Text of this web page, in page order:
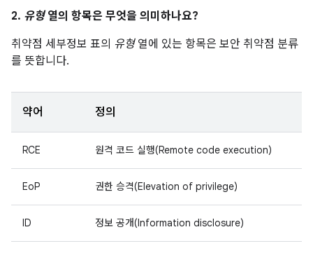
2. 유형열의 항목은 무엇을 의미하나요?
취약점 세부정보 표의 유형열에 있는 항목은 보안 취약점 분류
를 뜻합니다.
약어 정의
RCE 원격 코드 실행(Remote code execution)
EoP 권한 승격(Elevation of privilege)
ID 정보 공개(Information disclosure)